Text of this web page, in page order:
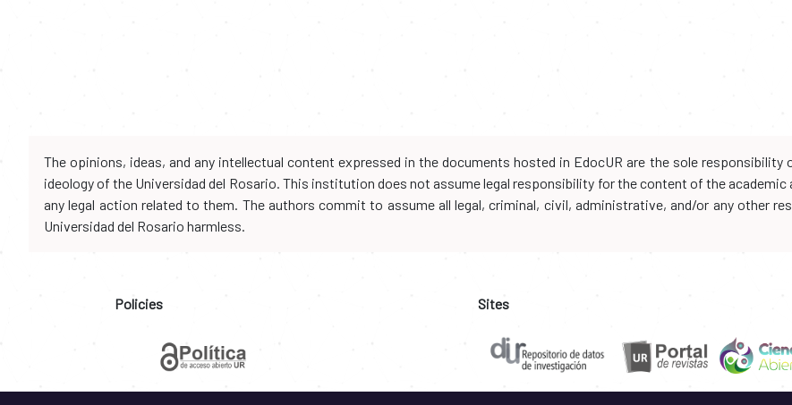
The opinions, ideas, and any intellectual content expressed in the documents hosted in EdocUR are the sole
ideology of the Universidad del Rosario. This institution does not assume legal responsibility for the content of the
any legal action related to them. The authors commit to assume all legal, criminal, civil, administrative, and/or any other
Universidad del Rosario harmless.
Policies Sites